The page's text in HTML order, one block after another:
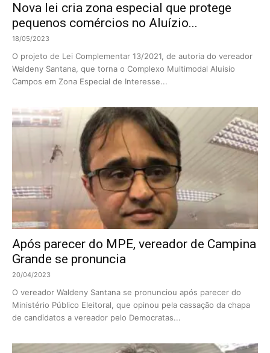
Nova lei cria zona especial que protege
pequenos comércios no Aluízio...
18/05/2023
O projeto de Lei Complementar 13/2021, de autoria do vereador
Waldeny Santana, que torna o Complexo Multimodal Aluisio
Campos em Zona Especial de Interesse...
Após parecer do MPE, vereador de Campina
Grande se pronuncia
20/04/2023
O vereador Waldeny Santana se pronunciou após parecer do
Ministério Público Eleitoral, que opinou pela cassação da chapa
de candidatos a vereador pelo Democratas...